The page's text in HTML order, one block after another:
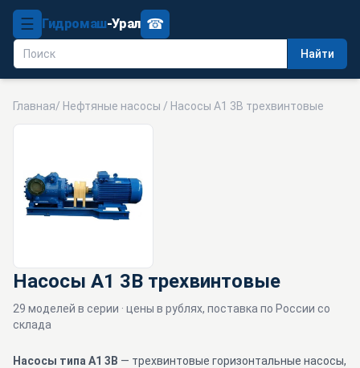
☰ Гидромаш-Урал
Найти
☎
Главная/ Нефтяные насосы / Насосы А1 3В трехвинтовые
Насосы А1 3В трехвинтовые
29 моделей в серии · цены в рублях, поставка по России со
склада
Насосы типа А1 3В — трехвинтовые горизонтальные насосы,